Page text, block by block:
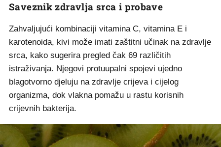
Saveznik zdravlja srca i probave
Zahvaljujući kombinaciji vitamina C, vitamina E i
karotenoida, kivi može imati zaštitni učinak na zdravlje
srca, kako sugerira pregled čak 69 različitih
istraživanja. Njegovi protuupalni spojevi ujedno
blagotvorno djeluju na zdravlje crijeva i cijelog
organizma, dok vlakna pomažu u rastu korisnih
crijevnih bakterija.